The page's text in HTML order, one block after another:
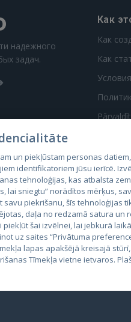
надежного
задач.
Как
Как
Как
un piekļūstam personas
identifikatoriem jūsu ierīcē.
tehnoloģijas, kas atbalsta
lai sniegtu” norādītos mērķus,
savu piekrišanu, šīs tehnoloģijas
daļa no redzamā satura un
šai izvēlnei, lai jebkurā
uz saites “Privātuma
lapas apakšējā kreisajā
Tīmekļa vietne ietvaros.